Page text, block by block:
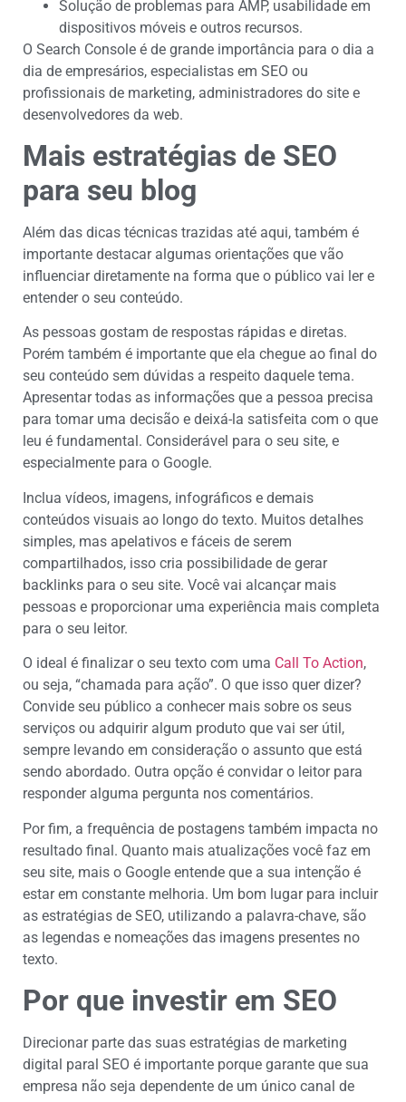
Solução de problemas para AMP, usabilidade em
dispositivos móveis e outros recursos.
O Search Console é de grande importância para o dia a
dia de empresários, especialistas em SEO ou
profissionais de marketing, administradores do site e
desenvolvedores da web.
Mais estratégias de SEO
para seu blog
Além das dicas técnicas trazidas até aqui, também é
importante destacar algumas orientações que vão
influenciar diretamente na forma que o público vai ler e
entender o seu conteúdo.
As pessoas gostam de respostas rápidas e diretas.
Porém também é importante que ela chegue ao final do
seu conteúdo sem dúvidas a respeito daquele tema.
Apresentar todas as informações que a pessoa precisa
para tomar uma decisão e deixá-la satisfeita com o que
leu é fundamental. Considerável para o seu site, e
especialmente para o Google.
Inclua vídeos, imagens, infográficos e demais
conteúdos visuais ao longo do texto. Muitos detalhes
simples, mas apelativos e fáceis de serem
compartilhados, isso cria possibilidade de gerar
backlinks para o seu site. Você vai alcançar mais
pessoas e proporcionar uma experiência mais completa
para o seu leitor.
O ideal é finalizar o seu texto com uma Call To Action,
ou seja, “chamada para ação”. O que isso quer dizer?
Convide seu público a conhecer mais sobre os seus
serviços ou adquirir algum produto que vai ser útil,
sempre levando em consideração o assunto que está
sendo abordado. Outra opção é convidar o leitor para
responder alguma pergunta nos comentários.
Por fim, a frequência de postagens também impacta no
resultado final. Quanto mais atualizações você faz em
seu site, mais o Google entende que a sua intenção é
estar em constante melhoria. Um bom lugar para incluir
as estratégias de SEO, utilizando a palavra-chave, são
as legendas e nomeações das imagens presentes no
texto.
Por que investir em SEO
Direcionar parte das suas estratégias de marketing
digital paral SEO é importante porque garante que sua
empresa não seja dependente de um único canal de